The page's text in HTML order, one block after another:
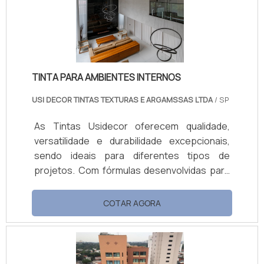
mantendo ambientes saudáveis. Com ótima
cobertura, fácil aplicação e manutenção,
está disponível em embalagens de 18L e 3,6L.
TINTA PARA AMBIENTES INTERNOS
USI DECOR TINTAS TEXTURAS E ARGAMSSAS LTDA/ SP
As Tintas Usidecor oferecem qualidade,
versatilidade e durabilidade excepcionais,
sendo ideais para diferentes tipos de
projetos. Com fórmulas desenvolvidas para
garantem alta durabilidade e fácil aplicação,
proporcionando acabamentos impecáveis
em diversas superfícies, tanto internas
quanto externas. Benefícios e Vantagens
Alta Durabilidade: Resistência a condições
COTAR AGORA